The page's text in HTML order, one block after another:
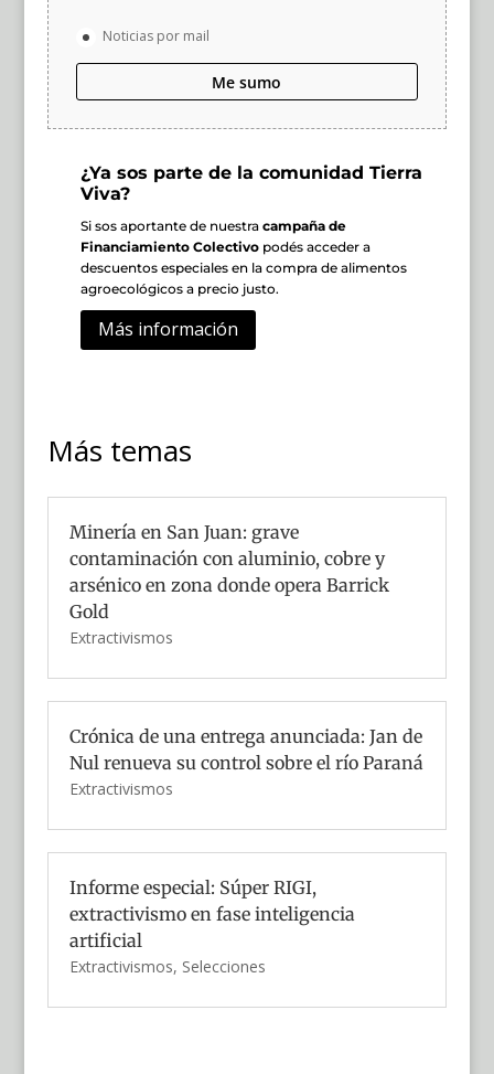
Noticias por mail
Me sumo
¿Ya sos parte de la comunidad Tierra
Viva?
Si sos aportante de nuestra campaña de
Financiamiento Colectivopodés acceder a
descuentos especiales en la compra de alimentos
agroecológicos a precio justo.
Más información
Más temas
Minería en San Juan: grave
contaminación con aluminio, cobre y
arsénico en zona donde opera Barrick
Gold
Extractivismos
Crónica de una entrega anunciada: Jan de
Nul renueva su control sobre el río Paraná
Extractivismos
Informe especial: Súper RIGI,
extractivismo en fase inteligencia
artificial
Extractivismos, Selecciones